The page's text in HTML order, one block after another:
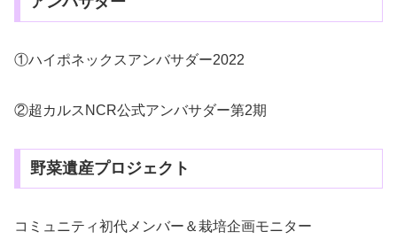
①ハイポネックスアンバサダー2022
②超カルスNCR公式アンバサダー第2期
野菜遺産プロジェクト
コミュニティ初代メンバー＆栽培企画モニター